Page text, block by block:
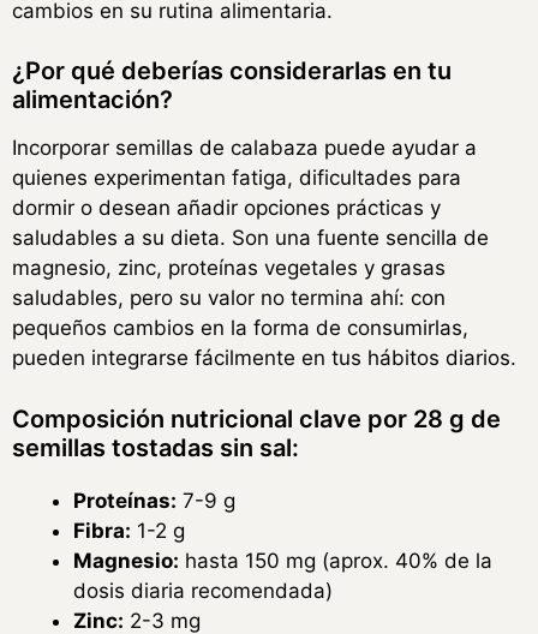
cambios en su rutina alimentaria.
¿Por qué deberías considerarlas en tu
alimentación?
Incorporar semillas de calabaza puede ayudar a
quienes experimentan fatiga, dificultades para
dormir o desean añadir opciones prácticas y
saludables a su dieta. Son una fuente sencilla de
magnesio, zinc, proteínas vegetales y grasas
saludables, pero su valor no termina ahí: con
pequeños cambios en la forma de consumirlas,
pueden integrarse fácilmente en tus hábitos diarios.
Composición nutricional clave por 28 g de
semillas tostadas sin sal:
Proteínas: 7-9 g
Fibra: 1-2 g
Magnesio: hasta 150 mg (aprox. 40% de la
dosis diaria recomendada)
Zinc: 2-3 mg